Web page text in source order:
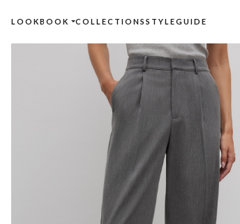
LOOKBOOK COLLECTIONSSTYLEGUIDE